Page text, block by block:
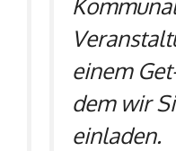
einem
dem wir
einladen.